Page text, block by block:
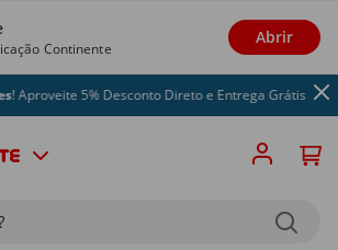
Continente
Abrir
5% Desconto Direto e Entrega Grátis